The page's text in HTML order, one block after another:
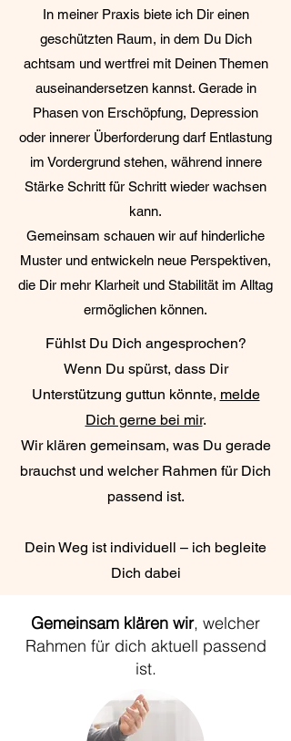
In meiner Praxis biete ich Dir einen
geschützten Raum, in dem Du Dich
achtsam und wertfrei mit Deinen Themen
auseinandersetzen kannst. Gerade in
Phasen von Erschöpfung, Depression
oder innerer Überforderung darf Entlastung
im Vordergrund stehen, während innere
Stärke Schritt für Schritt wieder wachsen
kann.
Gemeinsam schauen wir auf hinderliche
Muster und entwickeln neue Perspektiven,
die Dir mehr Klarheit und Stabilität im Alltag
ermöglichen können.
Fühlst Du Dich angesprochen?
Wenn Du spürst, dass Dir
Unterstützung guttun könnte, melde
Dich gerne bei mir.
Wir klären gemeinsam, was Du gerade
brauchst und welcher Rahmen für Dich
passend ist.
Dein Weg ist individuell – ich begleite
Dich dabei
Gemeinsam klären wir, welcher
Rahmen für dich aktuell passend
ist.